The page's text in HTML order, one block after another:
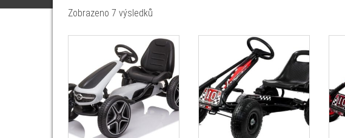
Zobrazeno 7 výsledků